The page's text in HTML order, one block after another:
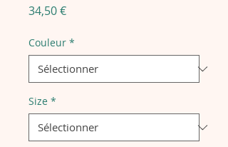
34,50 €Prix
Couleur *
Size *